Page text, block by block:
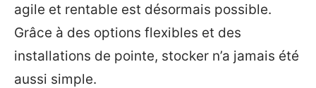
agile et rentable est désormais possible.
Grâce à des options flexibles et des
installations de pointe, stocker n’a jamais été
aussi simple.